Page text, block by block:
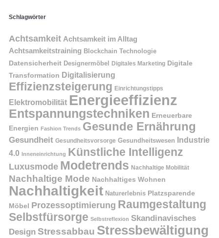
Schlagwörter
Achtsamkeit Achtsamkeit im Alltag
Achtsamkeitstraining Blockchain Technologie
Datensicherheit Designermöbel Digitales Marketing Digitale
Transformation Digitalisierung
Effizienzsteigerung Einrichtungstipps
Elektromobilität Energieeffizienz
Entspannungstechniken Erneuerbare
Energien Fashion Trends Gesunde Ernährung
Gesundheit Gesundheitsvorsorge Gesundheitswesen Industrie
4.0
Inneneinrichtung Künstliche Intelligenz
Luxusmode Modetrends Nachhaltige Mobilität
Nachhaltige Mode Nachhaltiges Wohnen
Nachhaltigkeit Naturerlebnis Platzsparende
Möbel
Prozessoptimierung Raumgestaltung
Selbstfürsorge Selbstreflexion Skandinavisches
Design Stressabbau Stressbewältigung